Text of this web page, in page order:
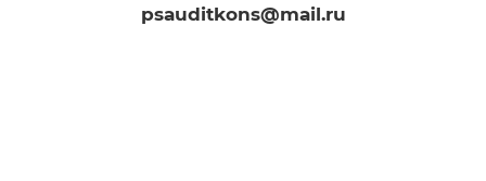
psauditkons@mail.ru